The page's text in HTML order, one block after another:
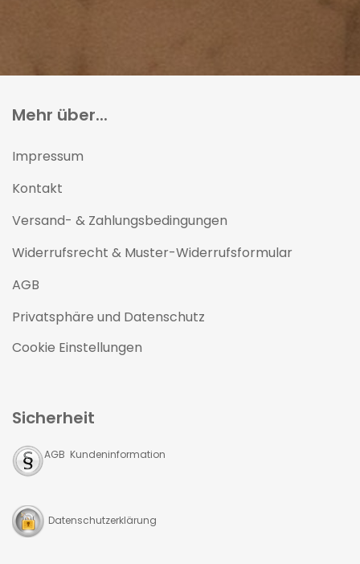
Mehr über...
Impressum
Kontakt
Versand- & Zahlungsbedingungen
Widerrufsrecht & Muster-Widerrufsformular
AGB
Privatsphäre und Datenschutz
Cookie Einstellungen
Sicherheit
AGB Kundeninformation
Datenschutzerklärung